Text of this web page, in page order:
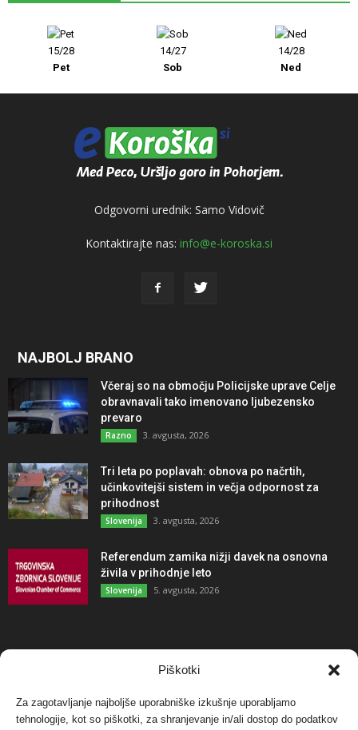
Piškotki
Za zagotavljanje najboljše uporabniške izkušnje uporabljamo
tehnologije, kot so piškotki, za shranjevanje in/ali dostop do podatkov
15/28
Pet
14/27
Sob
14/28
Ned
Odgovorni urednik: Samo Vidovič
Kontaktirajte nas: info@e-koroska.si
NAJBOLJ BRANO
Včeraj so na območju Policijske uprave Celje
obravnavali tako imenovano ljubezensko
prevaro
Razno 3. avgusta, 2026
Tri leta po poplavah: obnova po načrtih,
učinkovitejši sistem in večja odpornost za
prihodnost
Slovenija 3. avgusta, 2026
Referendum zamika nižji davek na osnovna
živila v prihodnje leto
Slovenija 5. avgusta, 2026
NAJBOLJ KOMENTIRANO
Protest proti vetrnim elektrarnam na Ojstrici, v
svetu pa vedno bolj...